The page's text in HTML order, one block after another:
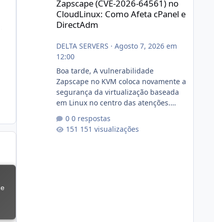
Zapscape (CVE-2026-64561) no
CloudLinux: Como Afeta cPanel e
DirectAdm
DELTA SERVERS · Agosto 7, 2026 em
12:00
Boa tarde, A vulnerabilidade
Zapscape no KVM coloca novamente a
segurança da virtualização baseada
em Linux no centro das atenções.
ents/dlrxjx23zz5f Criamos uma breve
explicação:
0 respostas
151 visualizações